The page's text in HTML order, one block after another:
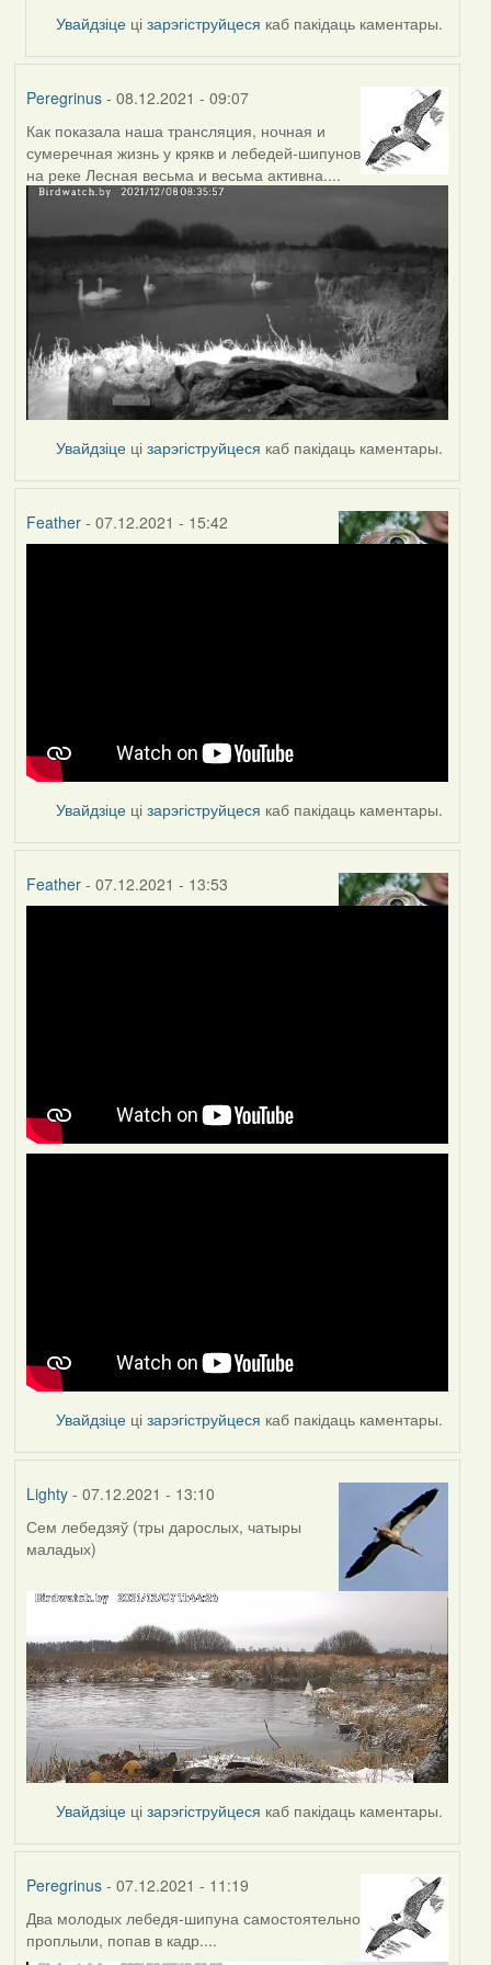
Увайдзіце цізарэгіструйцеся каб пакідаць каментары.
Peregrinus- 08.12.2021 - 09:07
Как показала наша трансляция, ночная и
сумеречная жизнь у крякв и лебедей-шипунов
на реке Лесная весьма и весьма активна....
Увайдзіце цізарэгіструйцеся каб пакідаць каментары.
Feather- 07.12.2021 - 15:42
Увайдзіце цізарэгіструйцеся каб пакідаць каментары.
Feather- 07.12.2021 - 13:53
Увайдзіце цізарэгіструйцеся каб пакідаць каментары.
Lighty- 07.12.2021 - 13:10
Сем лебедзяў (тры дарослых, чатыры
маладых)
Увайдзіце цізарэгіструйцеся каб пакідаць каментары.
Peregrinus- 07.12.2021 - 11:19
Два молодых лебедя-шипуна самостоятельно
проплыли, попав в кадр....